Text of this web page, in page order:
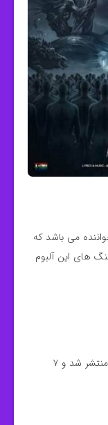
می باشد که
های این آلبوم
این آلبوم در سال هزار و سیصد و نود و چهار منتشر شد و ۷